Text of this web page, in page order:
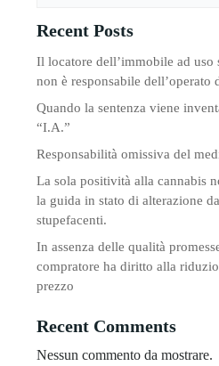
Recent Posts
Il locatore dell’immobile ad uso
non è responsabile dell’operato
Quando la sentenza viene
“I.A.”
Responsabilità omissiva del
La sola positività alla cannabis
la guida in stato di alterazione
stupefacenti.
In assenza delle qualità
compratore ha diritto alla
prezzo
Recent Comments
Nessun commento da mostrare.